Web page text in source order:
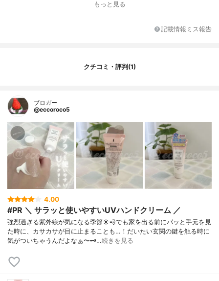
もっと見る
記載情報ミス報告
クチコミ・評判(1)
ブロガー
@eccoroco5
4.00
#PR ＼ サラッと使いやすいUVハンドクリーム ／
強烈過ぎる紫外線が気になる季節☀️💨でも家を出る前にパッと手元を見
た時に、カサカサが目に止まることも…！だいたい玄関の鍵を触る時に
気がついちゃうんだよなぁ〜🗝️…続きを見る